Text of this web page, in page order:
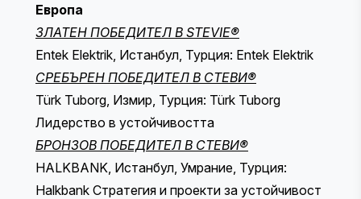
Европа
ЗЛАТЕН ПОБЕДИТЕЛ В STEVIE®
Entek Elektrik, Истанбул, Турция: Entek Elektrik
СРЕБЪРЕН ПОБЕДИТЕЛ В СТЕВИ®
Türk Tuborg, Измир, Турция: Türk Tuborg
Лидерство в устойчивостта
БРОНЗОВ ПОБЕДИТЕЛ В СТЕВИ®
HALKBANK, Истанбул, Умрание, Турция:
Halkbank Стратегия и проекти за устойчивост